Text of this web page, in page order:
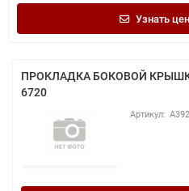
Узнать
ПРОКЛАДКА БОКОВОЙ
6720